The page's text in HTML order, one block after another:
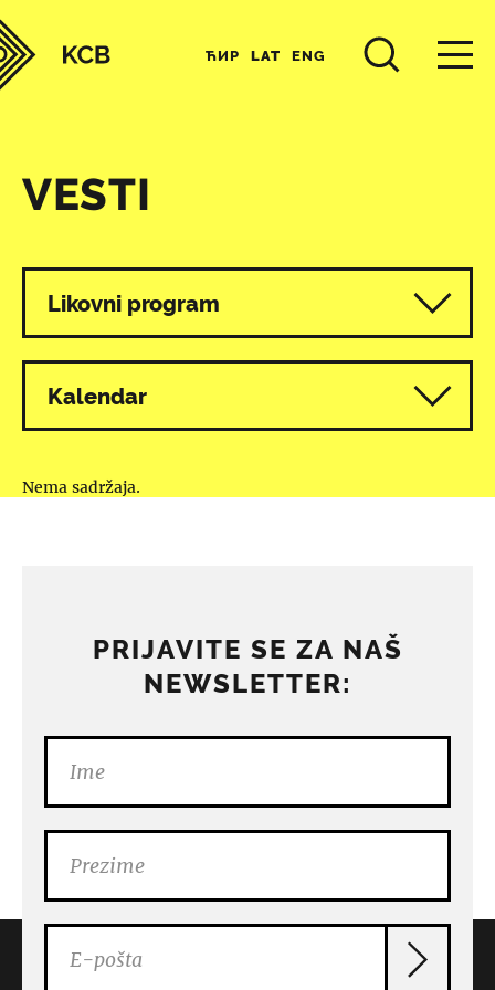
ЋИР LAT ENG
VESTI
Svi programi
Likovni program
Kalendar
Nema sadržaja.
PRIJAVITE SE ZA NAŠ
NEWSLETTER: